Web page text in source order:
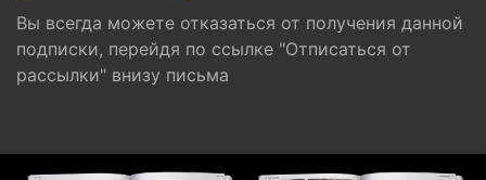
Вы всегда можете отказаться от получения данной
подписки, перейдя по ссылке "Отписаться от
рассылки" внизу письма